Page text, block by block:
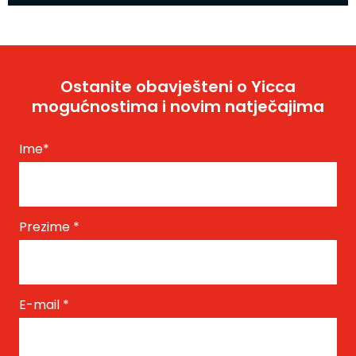
Ostanite obavješteni o Yicca
mogućnostima i novim natječajima
Ime*
Prezime *
E-mail *